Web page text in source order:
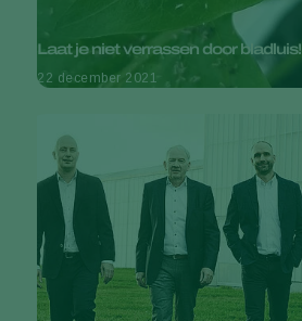
Laat je niet verrassen door bladluis!
22 december 2021